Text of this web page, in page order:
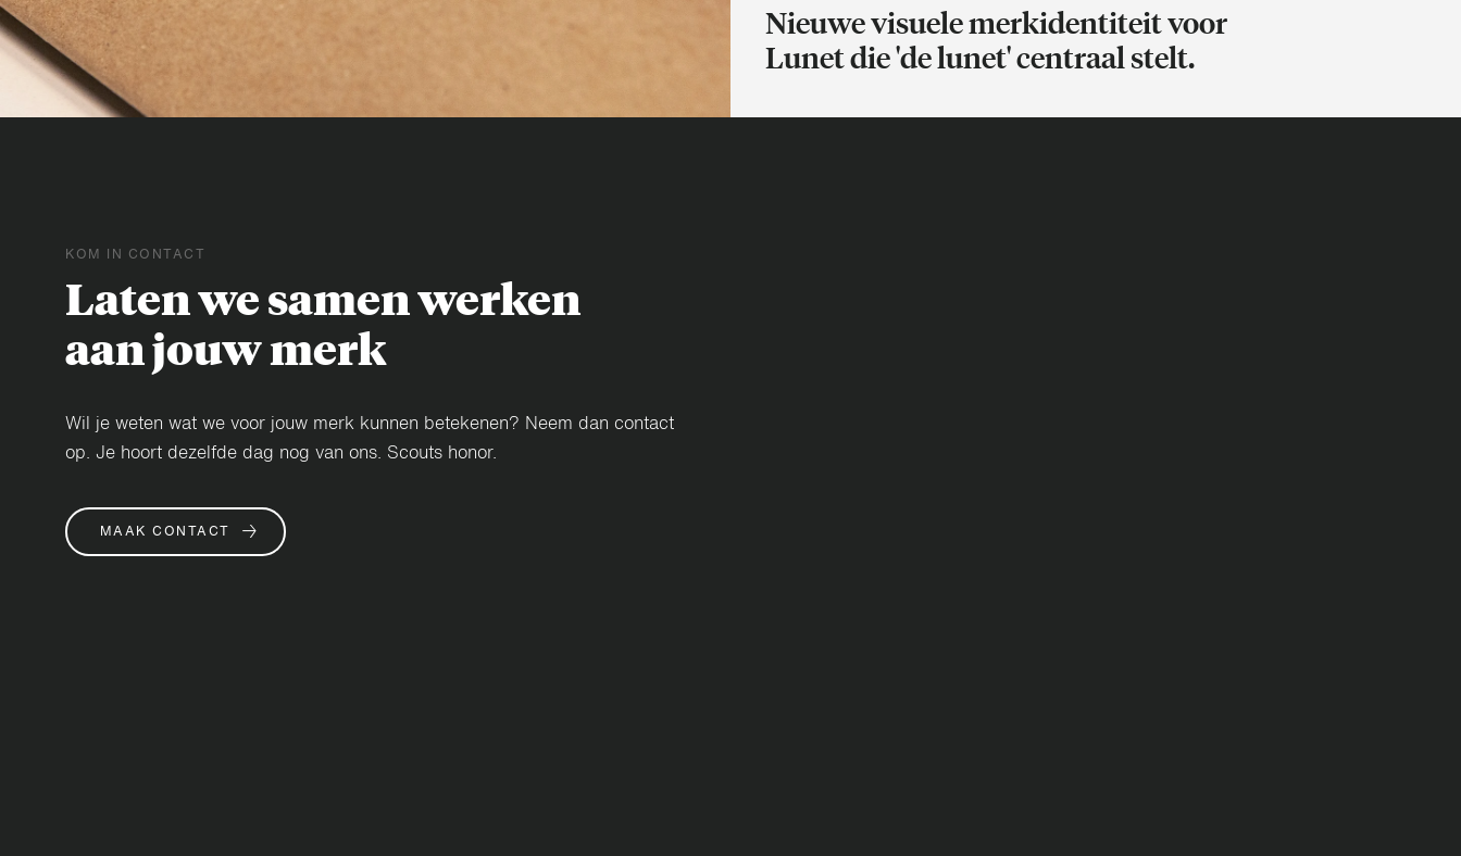
Nieuwe visuele merkidentiteit voor
Lunet die 'de lunet' centraal stelt.
KOM IN CONTACT
Laten we samen werken
aan jouw merk
Wil je weten wat we voor jouw merk kunnen betekenen? Neem dan contact
op. Je hoort dezelfde dag nog van ons. Scouts honor.
MAAK CONTACT →